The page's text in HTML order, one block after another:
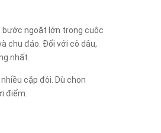
bước ngoặt lớn trong cuộc
chu đáo. Đối với cô dâu,
nhất.
cặp đôi. Dù chọn
điểm.